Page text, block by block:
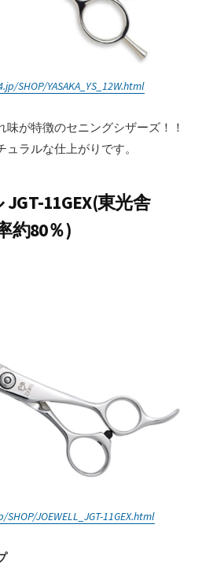
SHOP/YASAKA_YS_12W.html
が特徴のセニングシザーズ！！
ラルな仕上がりです。
11GEX(東光舎
約80％)
JOEWELL_JGT-11GEX.html